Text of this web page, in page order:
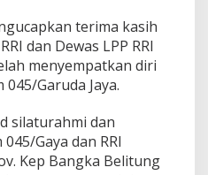
terima kasih
dan Dewas LPP RRI
menyempatkan diri
Garuda Jaya.
silaturahmi dan
Gaya dan RRI
Kep Bangka Belitung